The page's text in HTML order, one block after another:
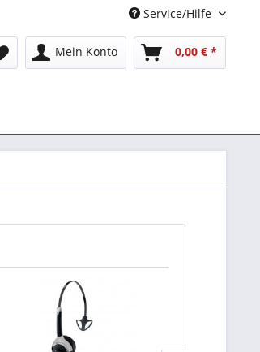
Service/Hilfe
Mein Konto 0,00 € *